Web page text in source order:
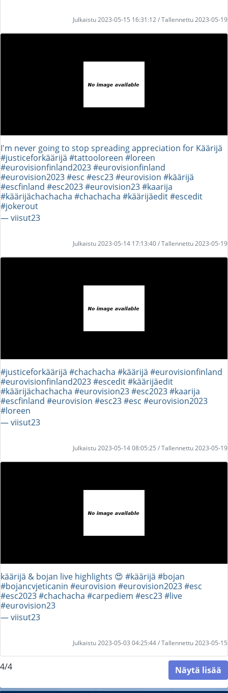
Julkaistu 2023-05-15 16:31:12 / Tallennettu 2023-05-19
I'm never going to stop spreading appreciation for Käärijä
#justiceforkäärijä #tattooloreen #loreen
#eurovisionfinland2023 #eurovisionfinland
#eurovision2023 #esc #esc23 #eurovision #käärijä
#escfinland #esc2023 #eurovision23 #kaarija
#käärijächachacha #chachacha #käärijäedit #escedit
#jokerout
― viisut23
Julkaistu 2023-05-14 17:13:40 / Tallennettu 2023-05-19
#justiceforkäärijä #chachacha #käärijä #eurovisionfinland
#eurovisionfinland2023 #escedit #käärijäedit
#käärijächachacha #eurovision23 #esc2023 #kaarija
#escfinland #eurovision #esc23 #esc #eurovision2023
#loreen
― viisut23
Julkaistu 2023-05-14 08:05:25 / Tallennettu 2023-05-19
käärijä & bojan live highlights 😍 #käärijä #bojan
#bojancvjeticanin #eurovision #eurovision2023 #esc
#esc2023 #chachacha #carpediem #esc23 #live
#eurovision23
― viisut23
Julkaistu 2023-05-03 04:25:44 / Tallennettu 2023-05-15
4/4 Näytä lisää